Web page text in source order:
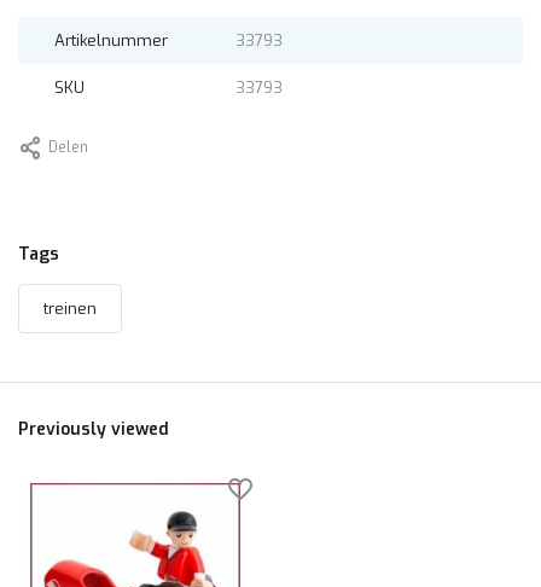
Artikelnummer 33793
SKU 33793
Delen
Tags
treinen
Previously viewed